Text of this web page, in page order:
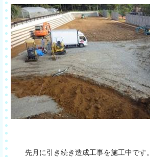
先月に引き続き造成工事を施工中です。